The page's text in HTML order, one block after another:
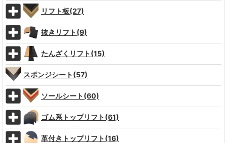
リフト板(27)
抜きリフト(9)
たんざくリフト(15)
スポンジシート(57)
ソールシート(60)
ゴム系トップリフト(61)
革付きトップリフト(16)